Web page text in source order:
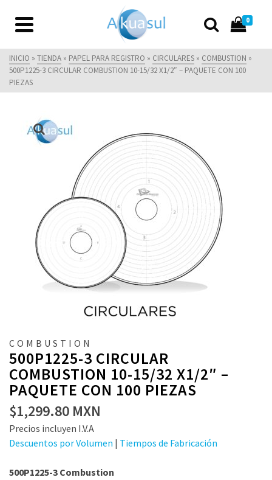
0
INICIO » TIENDA » PAPEL PARA REGISTRO » CIRCULARES » COMBUSTION »
500P1225-3 CIRCULAR COMBUSTION 10-15/32 X1/2″ – PAQUETE CON 100
PIEZAS
COMBUSTION
500P1225-3 CIRCULAR
COMBUSTION 10-15/32 X1/2″ –
PAQUETE CON 100 PIEZAS
$1,299.80 MXN
Precios incluyen I.V.A
Descuentos por Volumen | Tiempos de Fabricación
500P1225-3 Combustion